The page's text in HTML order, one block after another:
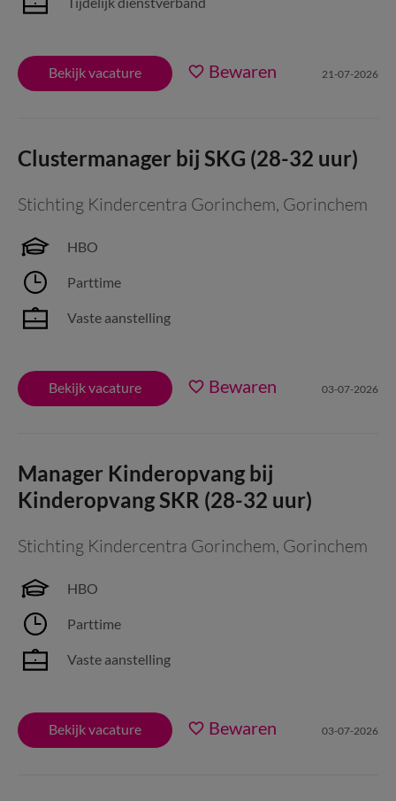
Bekijk vacature Bewaren 21-07-2026
Clustermanager bij SKG (28-32 uur)
Stichting Kindercentra Gorinchem, Gorinchem
HBO
Parttime
Vaste aanstelling
Bekijk vacature Bewaren 03-07-2026
Manager Kinderopvang bij
Kinderopvang SKR (28-32 uur)
Stichting Kindercentra Gorinchem, Gorinchem
HBO
Parttime
Vaste aanstelling
Bekijk vacature Bewaren 03-07-2026